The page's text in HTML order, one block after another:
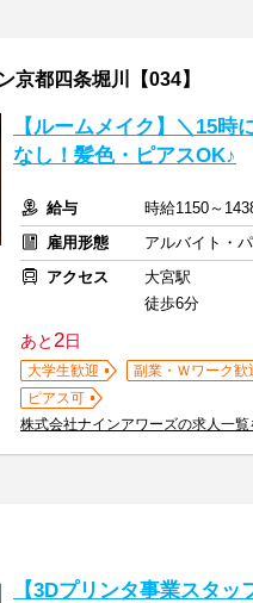
京都四条堀川【034】
【ルームメイク】＼15
なし！髪色・ピアスOK♪
給与
時給1150～
雇用形態
アルバイト・
アクセス
大宮駅
徒歩6分
あと2日
大学生歓迎 副業・Ｗワーク歓
ピアス可
株式会社ナインアワーズの求人一覧
【3Dプリンタ事業スタ